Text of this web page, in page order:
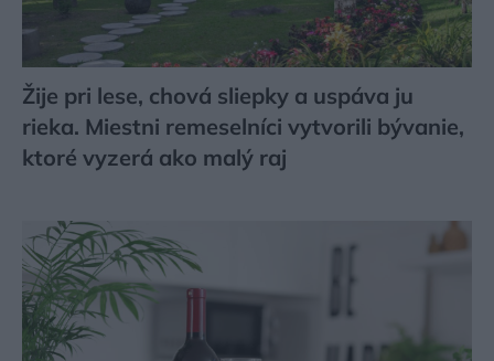
Žije pri lese, chová sliepky a uspáva ju
rieka. Miestni remeselníci vytvorili bývanie,
ktoré vyzerá ako malý raj